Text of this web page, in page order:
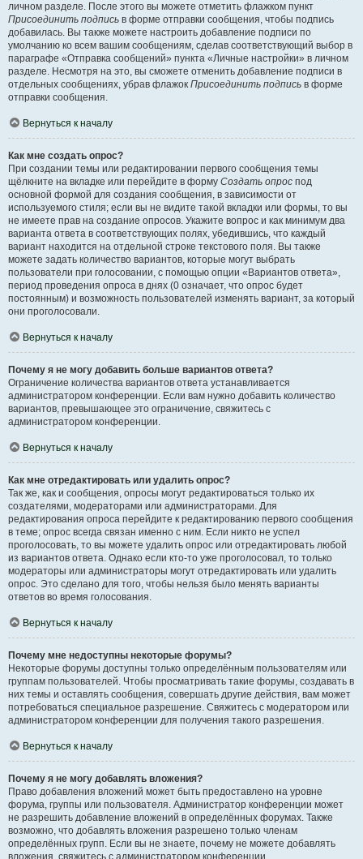
личном разделе. После этого вы можете отметить флажком пункт
Присоединить подпись в форме отправки сообщения, чтобы подпись
добавилась. Вы также можете настроить добавление подписи по
умолчанию ко всем вашим сообщениям, сделав соответствующий выбор в
параграфе «Отправка сообщений» пункта «Личные настройки» в личном
разделе. Несмотря на это, вы сможете отменить добавление подписи в
отдельных сообщениях, убрав флажок Присоединить подпись в форме
отправки сообщения.
Вернуться к началу
Как мне создать опрос?
При создании темы или редактировании первого сообщения темы
щёлкните на вкладке или перейдите в форму Создать опрос под
основной формой для создания сообщения, в зависимости от
используемого стиля; если вы не видите такой вкладки или формы, то вы
не имеете прав на создание опросов. Укажите вопрос и как минимум два
варианта ответа в соответствующих полях, убедившись, что каждый
вариант находится на отдельной строке текстового поля. Вы также
можете задать количество вариантов, которые могут выбрать
пользователи при голосовании, с помощью опции «Вариантов ответа»,
период проведения опроса в днях (0 означает, что опрос будет
постоянным) и возможность пользователей изменять вариант, за который
они проголосовали.
Вернуться к началу
Почему я не могу добавить больше вариантов ответа?
Ограничение количества вариантов ответа устанавливается
администратором конференции. Если вам нужно добавить количество
вариантов, превышающее это ограничение, свяжитесь с
администратором конференции.
Вернуться к началу
Как мне отредактировать или удалить опрос?
Так же, как и сообщения, опросы могут редактироваться только их
создателями, модераторами или администраторами. Для
редактирования опроса перейдите к редактированию первого сообщения
в теме; опрос всегда связан именно с ним. Если никто не успел
проголосовать, то вы можете удалить опрос или отредактировать любой
из вариантов ответа. Однако если кто-то уже проголосовал, то только
модераторы или администраторы могут отредактировать или удалить
опрос. Это сделано для того, чтобы нельзя было менять варианты
ответов во время голосования.
Вернуться к началу
Почему мне недоступны некоторые форумы?
Некоторые форумы доступны только определённым пользователям или
группам пользователей. Чтобы просматривать такие форумы, создавать в
них темы и оставлять сообщения, совершать другие действия, вам может
потребоваться специальное разрешение. Свяжитесь с модератором или
администратором конференции для получения такого разрешения.
Вернуться к началу
Почему я не могу добавлять вложения?
Право добавления вложений может быть предоставлено на уровне
форума, группы или пользователя. Администратор конференции может
не разрешить добавление вложений в определённых форумах. Также
возможно, что добавлять вложения разрешено только членам
определённых групп. Если вы не знаете, почему не можете добавлять
вложения, свяжитесь с администратором конференции.